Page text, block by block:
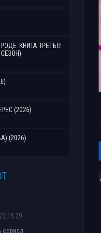
КНИГА ТРЕТЬЯ:
(2026)
(2026)